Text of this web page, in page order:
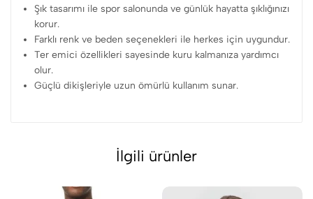
Şık tasarımı ile spor salonunda ve günlük hayatta şıklığınızı
korur.
Farklı renk ve beden seçenekleri ile herkes için uygundur.
Ter emici özellikleri sayesinde kuru kalmanıza yardımcı
olur.
Güçlü dikişleriyle uzun ömürlü kullanım sunar.
İlgili ürünler